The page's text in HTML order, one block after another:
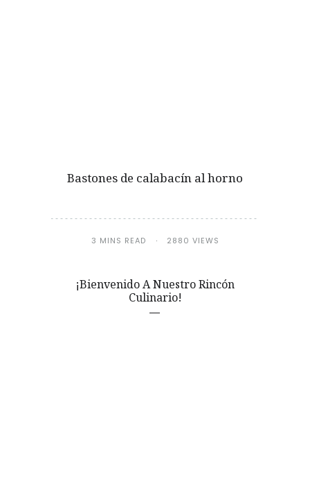
Bastones de calabacín al horno
3 MINS READ 2880 VIEWS
¡Bienvenido A Nuestro Rincón
Culinario!